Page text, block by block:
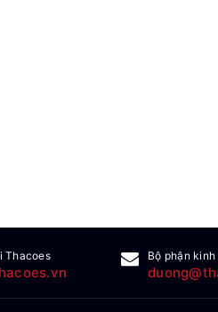
Thacoes Bộ phận